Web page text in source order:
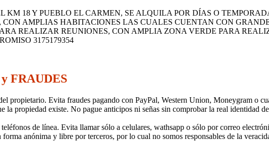
18 Y PUEBLO EL CARMEN, SE ALQUILA POR DÍAS O
AMPLIAS HABITACIONES LAS CUALES CUENTAN CON
REALIZAR REUNIONES, CON AMPLIA ZONA VERDE PARA
3175179354
FRAUDES
propietario. Evita fraudes pagando con PayPal, Western Union, Moneygram o
la propiedad existe. No pague anticipos ni señas sin comprobar la real identidad
de línea. Evita llamar sólo a celulares, wathsapp o sólo por correo
anónima y libre por terceros, por lo cual no somos responsables de la